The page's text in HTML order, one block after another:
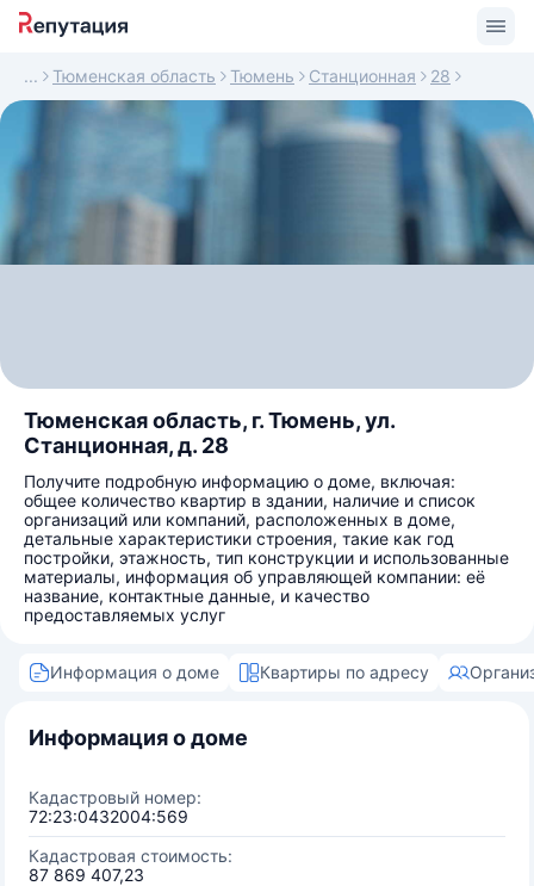
Тюменская область Тюмень Станционная 28
Тюменская область, г. Тюмень, ул.
Станционная, д. 28
Получите подробную информацию о доме, включая:
общее количество квартир в здании, наличие и список
организаций или компаний, расположенных в доме,
детальные характеристики строения, такие как год
постройки, этажность, тип конструкции и использованные
материалы, информация об управляющей компании: её
название, контактные данные, и качество
предоставляемых услуг
Информация о доме Квартиры по адресу
Информация о доме
Кадастровый номер:
72:23:0432004:569
Кадастровая стоимость:
87 869 407,23